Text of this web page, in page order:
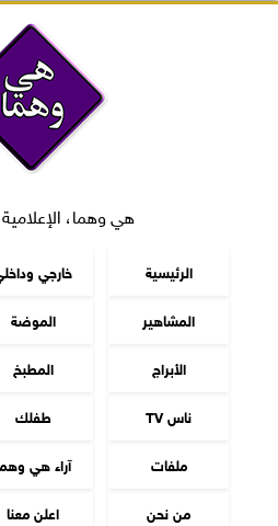
هي وهما، الإعلامية
الرئيسية خارجي
المشاهير
الموضة
الأبراج
المطبخ
ناس TV
طفلك
ملفات
آراء هي
من نحن
اعلن معنا